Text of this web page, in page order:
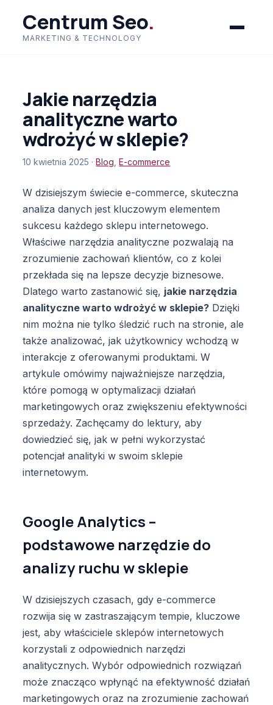
Centrum Seo.
MARKETING & TECHNOLOGY
Jakie narzędzia
analityczne warto
wdrożyć w sklepie?
10 kwietnia 2025 ·Blog ,E-commerce
W dzisiejszym świecie e-commerce, skuteczna
analiza danych jest kluczowym elementem
sukcesu każdego sklepu internetowego.
Właściwe narzędzia analityczne pozwalają na
zrozumienie zachowań klientów, co z kolei
przekłada się na lepsze decyzje biznesowe.
Dlatego warto zastanowić się, jakie narzędzia
analityczne warto wdrożyć w sklepie? Dzięki
nim można nie tylko śledzić ruch na stronie, ale
także analizować, jak użytkownicy wchodzą w
interakcje z oferowanymi produktami. W
artykule omówimy najważniejsze narzędzia,
które pomogą w optymalizacji działań
marketingowych oraz zwiększeniu efektywności
sprzedaży. Zachęcamy do lektury, aby
dowiedzieć się, jak w pełni wykorzystać
potencjał analityki w swoim sklepie
internetowym.
Google Analytics –
podstawowe narzędzie do
analizy ruchu w sklepie
W dzisiejszych czasach, gdy e-commerce
rozwija się w zastraszającym tempie, kluczowe
jest, aby właściciele sklepów internetowych
korzystali z odpowiednich narzędzi
analitycznych. Wybór odpowiednich rozwiązań
może znacząco wpłynąć na efektywność działań
marketingowych oraz na zrozumienie zachowań